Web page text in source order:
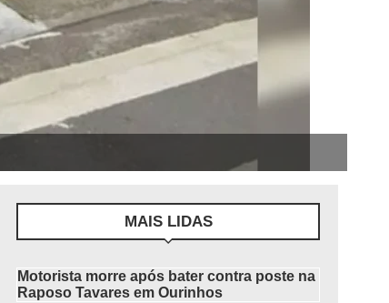
MAIS LIDAS
Motorista morre após bater contra poste na
Raposo Tavares em Ourinhos